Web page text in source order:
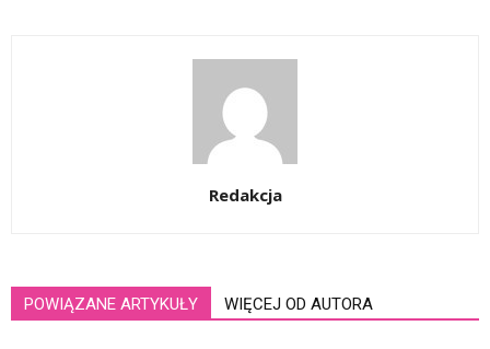
Redakcja
POWIĄZANE ARTYKUŁY WIĘCEJ OD AUTORA